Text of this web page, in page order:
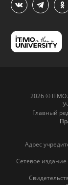
2026 ©
Главный
Адрес
Сетевое издание